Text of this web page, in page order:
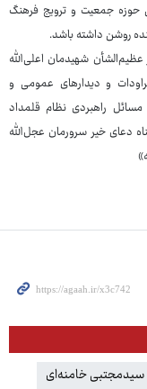
حوزه جمعیت و ترویج فرهنگ
روشن داشته باشد.
شهیدمان اعلی‌الله
و دیدارهای عمومی و
راهبردی نظام قلمداد
دعای خیر سرورمان عجل‌الله
سیدمجتبی خامنه‌ای